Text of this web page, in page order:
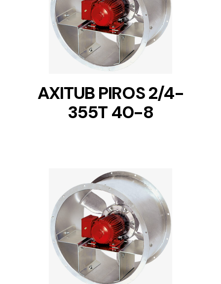
DETAILS
AXITUB PIROS 2/4-
355T 40-8
DETAILS